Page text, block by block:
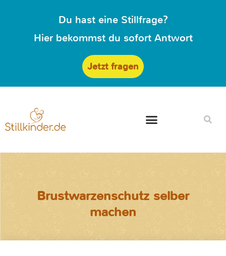
Du hast eine Stillfrage?
Hier bekommst du sofort Antwort
Jetzt fragen
Brustwarzenschutz selber
machen